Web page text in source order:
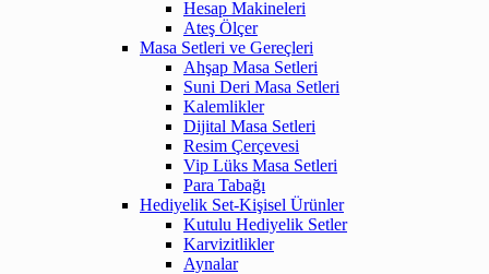
Hesap Makineleri
Ateş Ölçer
Masa Setleri ve Gereçleri
Ahşap Masa Setleri
Suni Deri Masa Setleri
Kalemlikler
Dijital Masa Setleri
Resim Çerçevesi
Vip Lüks Masa Setleri
Para Tabağı
Hediyelik Set-Kişisel Ürünler
Kutulu Hediyelik Setler
Karvizitlikler
Aynalar